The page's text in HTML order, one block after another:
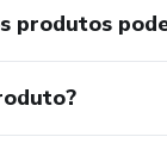
produtos